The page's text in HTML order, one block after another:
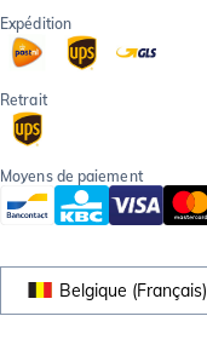
Expédition
Retrait
Moyens de paiement
Belgique (Français)